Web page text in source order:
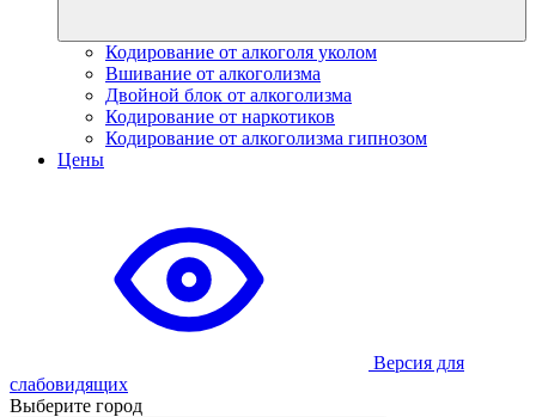
Кодирование от алкоголя уколом
Вшивание от алкоголизма
Двойной блок от алкоголизма
Кодирование от наркотиков
Кодирование от алкоголизма гипнозом
Цены
Версия для
слабовидящих
Выберите город